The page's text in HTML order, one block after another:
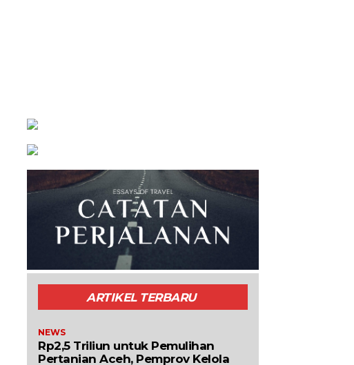
ARTIKEL TERBARU
NEWS
Rp2,5 Triliun untuk Pemulihan
Pertanian Aceh, Pemprov Kelola